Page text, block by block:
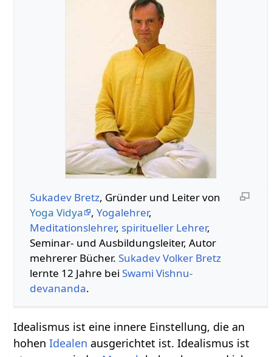
Sukadev Bretz, Gründer und Leiter von
Yoga Vidya
, Yogalehrer,
Meditationslehrer, spiritueller Lehrer,
Seminar- und Ausbildungsleiter, Autor
mehrerer Bücher. Sukadev Volker Bretz
lernte 12 Jahre bei Swami Vishnu-
devananda.
Idealismus ist eine innere Einstellung, die an
hohenIdealen ausgerichtet ist. Idealismus ist